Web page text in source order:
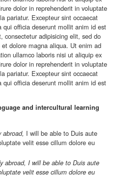
dolor in reprehenderit in voluptate
pariatur. Excepteur sint occaecat
officia deserunt mollit anim id est
consectetur adipisicing elit, sed do
dolore magna aliqua. Ut enim ad
ullamco laboris nisi ut aliquip ex
dolor in reprehenderit in voluptate
pariatur. Excepteur sint occaecat
officia deserunt mollit anim id est
and intercultural learning
I will be able to Duis aute
velit esse cillum dolore eu
abroad, I will be able to Duis aute
velit esse cillum dolore eu